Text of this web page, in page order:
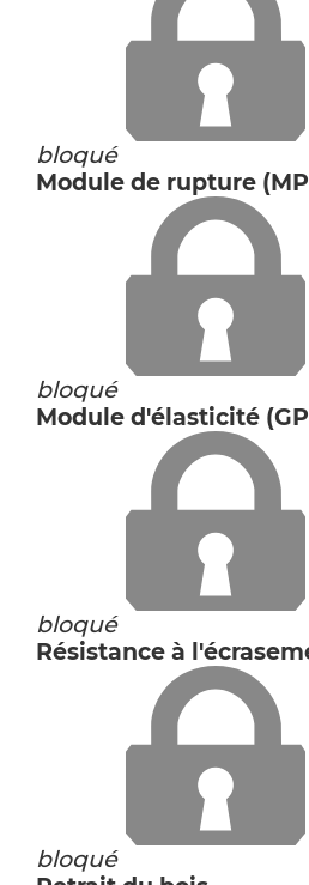
bloqué
Module de rupture
bloqué
Module d'élasticité
bloqué
Résistance à
bloqué